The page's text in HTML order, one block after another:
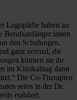
Logopädie haben an
Berufsanfänger:innen
den Schulungen.
ganz normal, die
können sie ihr
im Klinikalltag dann
Die Co-Therapien
seien in der Dr.
etabliert.